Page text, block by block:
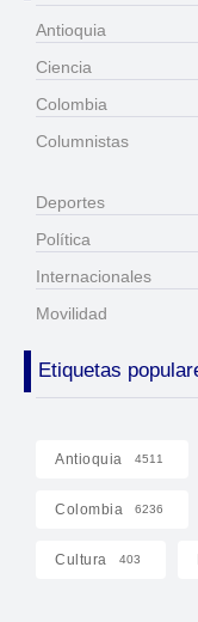
Antioquia
Ciencia
Colombia
Columnistas
Deportes
Política
Internacionales
Movilidad
Etiquetas
Antioquia 4511
Colombia 6236
Cultura 403